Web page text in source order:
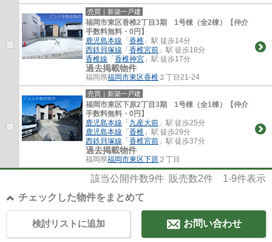
売買｜新築一戸建
福岡市東区香椎2丁目3期 1号棟（全2棟）【仲介
手数料無料・0円】
鹿児島本線 「 香椎 」駅 徒歩14分
西鉄貝塚線 「 香椎宮前 」駅 徒歩18分
香椎線 「 香椎神宮 」駅 徒歩17分
過去掲載物件
福岡県福岡市東区香椎 ２丁目21-24
売買｜新築一戸建
福岡市東区下原2丁目3期 1号棟（全1棟）【仲介
手数料無料・0円】
鹿児島本線 「 九産大前 」駅 徒歩25分
鹿児島本線 「 香椎 」駅 徒歩29分
西鉄貝塚線 「 香椎宮前 」駅 徒歩37分
過去掲載物件
福岡県福岡市東区下原 ２丁目
該当公開件数9件 販売数2件 1-9件表示
チェックした物件をまとめて
お問い合わせ
検討リストに追加